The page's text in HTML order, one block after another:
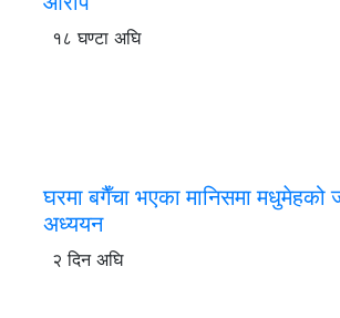
१८ घण्टा अघि
घरमा बगैँचा भएका मानिसमा
अध्ययन
२ दिन अघि